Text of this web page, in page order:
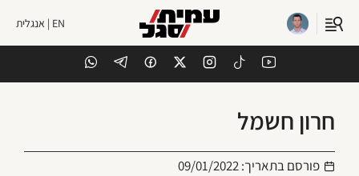
EN | אנגלית
חרון חשמל
פורסם בתאריך:09/01/2022